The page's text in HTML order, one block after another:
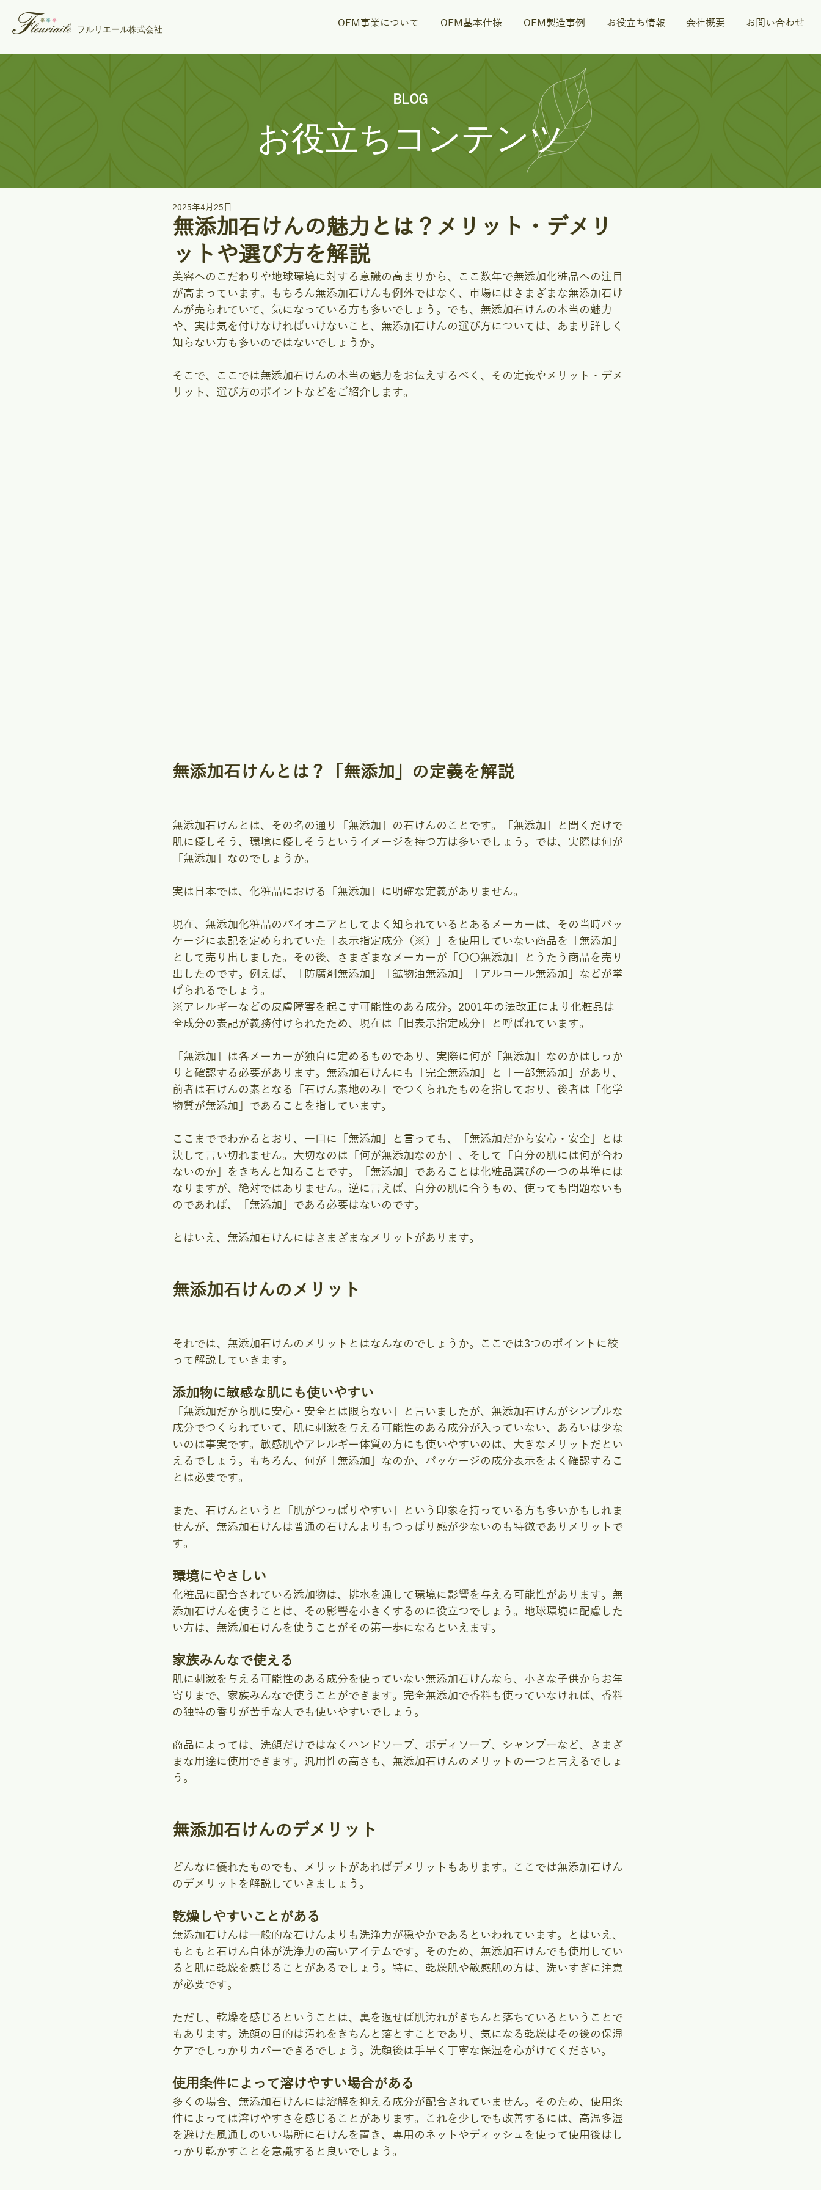
フルリエール株式会社
OEM事業について OEM基本仕様 OEM製造事例 お役立ち情報 会社概要 お問い合わせ
お役立ちコンテンツ
BLOG
無添加石けんの魅力とは？メリット・デメリ
ットや選び方を解説
2025年4月25日
美容へのこだわりや地球環境に対する意識の高まりから、ここ数年で無添加化粧品への注目
が高まっています。もちろん無添加石けんも例外ではなく、市場にはさまざまな無添加石け
んが売られていて、気になっている方も多いでしょう。でも、無添加石けんの本当の魅力
や、実は気を付けなければいけないこと、無添加石けんの選び方については、あまり詳しく
知らない方も多いのではないでしょうか。
そこで、ここでは無添加石けんの本当の魅力をお伝えするべく、その定義やメリット・デメ
リット、選び方のポイントなどをご紹介します。
無添加石けんとは？「無添加」の定義を解説
無添加石けんとは、その名の通り「無添加」の石けんのことです。「無添加」と聞くだけで
肌に優しそう、環境に優しそうというイメージを持つ方は多いでしょう。では、実際は何が
「無添加」なのでしょうか。
実は日本では、化粧品における「無添加」に明確な定義がありません。
現在、無添加化粧品のパイオニアとしてよく知られているとあるメーカーは、その当時パッ
ケージに表記を定められていた「表示指定成分（※）」を使用していない商品を「無添加」
として売り出しました。その後、さまざまなメーカーが「〇〇無添加」とうたう商品を売り
出したのです。例えば、「防腐剤無添加」「鉱物油無添加」「アルコール無添加」などが挙
げられるでしょう。
※アレルギーなどの皮膚障害を起こす可能性のある成分。2001年の法改正により化粧品は
全成分の表記が義務付けられたため、現在は「旧表示指定成分」と呼ばれています。
「無添加」は各メーカーが独自に定めるものであり、実際に何が「無添加」なのかはしっか
りと確認する必要があります。無添加石けんにも「完全無添加」と「一部無添加」があり、
前者は石けんの素となる「石けん素地のみ」でつくられたものを指しており、後者は「化学
物質が無添加」であることを指しています。
ここまででわかるとおり、一口に「無添加」と言っても、「無添加だから安心・安全」とは
決して言い切れません。大切なのは「何が無添加なのか」、そして「自分の肌には何が合わ
ないのか」をきちんと知ることです。「無添加」であることは化粧品選びの一つの基準には
なりますが、絶対ではありません。逆に言えば、自分の肌に合うもの、使っても問題ないも
のであれば、「無添加」である必要はないのです。
とはいえ、無添加石けんにはさまざまなメリットがあります。
無添加石けんのメリット
それでは、無添加石けんのメリットとはなんなのでしょうか。ここでは3つのポイントに絞
って解説していきます。
添加物に敏感な肌にも使いやすい
「無添加だから肌に安心・安全とは限らない」と言いましたが、無添加石けんがシンプルな
成分でつくられていて、肌に刺激を与える可能性のある成分が入っていない、あるいは少な
いのは事実です。敏感肌やアレルギー体質の方にも使いやすいのは、大きなメリットだとい
えるでしょう。もちろん、何が「無添加」なのか、パッケージの成分表示をよく確認するこ
とは必要です。
また、石けんというと「肌がつっぱりやすい」という印象を持っている方も多いかもしれま
せんが、無添加石けんは普通の石けんよりもつっぱり感が少ないのも特徴でありメリットで
す。
環境にやさしい
化粧品に配合されている添加物は、排水を通して環境に影響を与える可能性があります。無
添加石けんを使うことは、その影響を小さくするのに役立つでしょう。地球環境に配慮した
い方は、無添加石けんを使うことがその第一歩になるといえます。
家族みんなで使える
肌に刺激を与える可能性のある成分を使っていない無添加石けんなら、小さな子供からお年
寄りまで、家族みんなで使うことができます。完全無添加で香料も使っていなければ、香料
の独特の香りが苦手な人でも使いやすいでしょう。
商品によっては、洗顔だけではなくハンドソープ、ボディソープ、シャンプーなど、さまざ
まな用途に使用できます。汎用性の高さも、無添加石けんのメリットの一つと言えるでしょ
う。
無添加石けんのデメリット
どんなに優れたものでも、メリットがあればデメリットもあります。ここでは無添加石けん
のデメリットを解説していきましょう。
乾燥しやすいことがある
無添加石けんは一般的な石けんよりも洗浄力が穏やかであるといわれています。とはいえ、
もともと石けん自体が洗浄力の高いアイテムです。そのため、無添加石けんでも使用してい
ると肌に乾燥を感じることがあるでしょう。特に、乾燥肌や敏感肌の方は、洗いすぎに注意
が必要です。
ただし、乾燥を感じるということは、裏を返せば肌汚れがきちんと落ちているということで
もあります。洗顔の目的は汚れをきちんと落とすことであり、気になる乾燥はその後の保湿
ケアでしっかりカバーできるでしょう。洗顔後は手早く丁寧な保湿を心がけてください。
使用条件によって溶けやすい場合がある
多くの場合、無添加石けんには溶解を抑える成分が配合されていません。そのため、使用条
件によっては溶けやすさを感じることがあります。これを少しでも改善するには、高温多湿
を避けた風通しのいい場所に石けんを置き、専用のネットやディッシュを使って使用後はし
っかり乾かすことを意識すると良いでしょう。